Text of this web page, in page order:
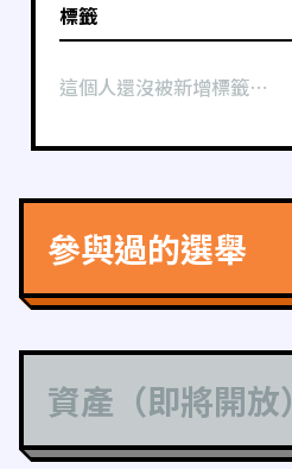
標籤
這個人還沒被新增標籤⋯
參與過的選舉
資產（即將開放）